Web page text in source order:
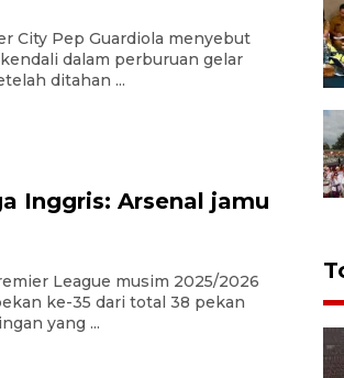
City Pep Guardiola menyebut
dalam perburuan gelar
ditahan ...
Inggris: Arsenal jamu
League musim 2025/2026
ke-35 dari total 38 pekan
yang ...